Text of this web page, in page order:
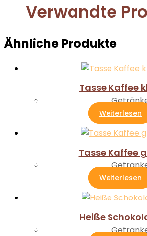
Verwandte
Ähnliche Produkte
Tasse Kaffee
Weiterlesen
Tasse Kaffee
Weiterlesen
Heiße